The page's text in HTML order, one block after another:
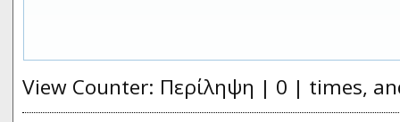
View Counter: Περίληψη | 0 | times,